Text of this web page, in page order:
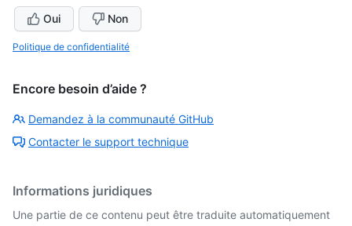
Oui Non
Politique de confidentialité
Encore besoin d’aide ?
Demandez à la communauté GitHub
Contacter le support technique
Informations juridiques
Une partie de ce contenu peut être traduite automatiquement